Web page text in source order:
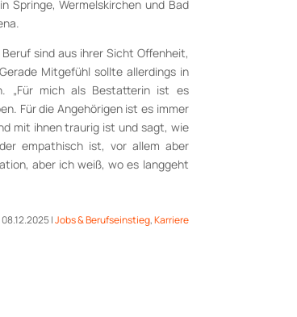
Springe, Wermelskirchen und Bad
sind aus ihrer Sicht Offenheit,
Mitgefühl sollte allerdings in
„Für mich als Bestatterin ist es
Für die Angehörigen ist es immer
mit ihnen traurig ist und sagt, wie
empathisch ist, vor allem aber
aber ich weiß, wo es langgeht
08.12.2025|Jobs & Berufseinstieg,Karriere